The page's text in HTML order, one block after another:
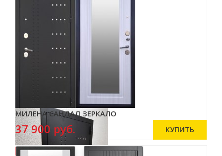
МИЛЕНА САНДАЛ ЗЕРКАЛО
37 900 руб.